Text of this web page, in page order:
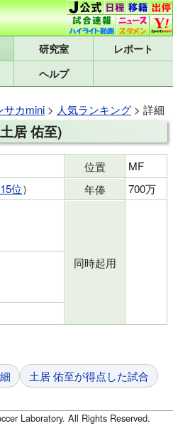
研究室
レポート
ヘルプ
サカmini > 人気ランキング > 詳細
居 佑至)
位置
MF
15位） 年俸 700万
同時起用
土居 佑至が得点した試合
Laboratory. All Rights Reserved.